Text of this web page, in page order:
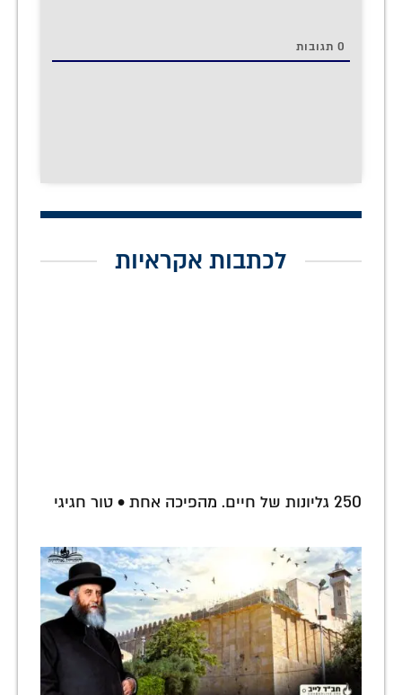
0 תגובות
לכתבות אקראיות
250 גליונות של חיים. מהפיכה אחת • טור חגיגי